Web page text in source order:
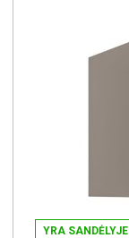
YRA SANDĖLYJE